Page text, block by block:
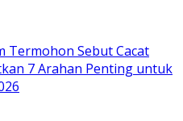
Termohon Sebut Cacat
7 Arahan Penting untuk